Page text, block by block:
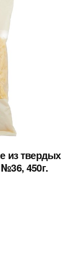
из твердых
450г.